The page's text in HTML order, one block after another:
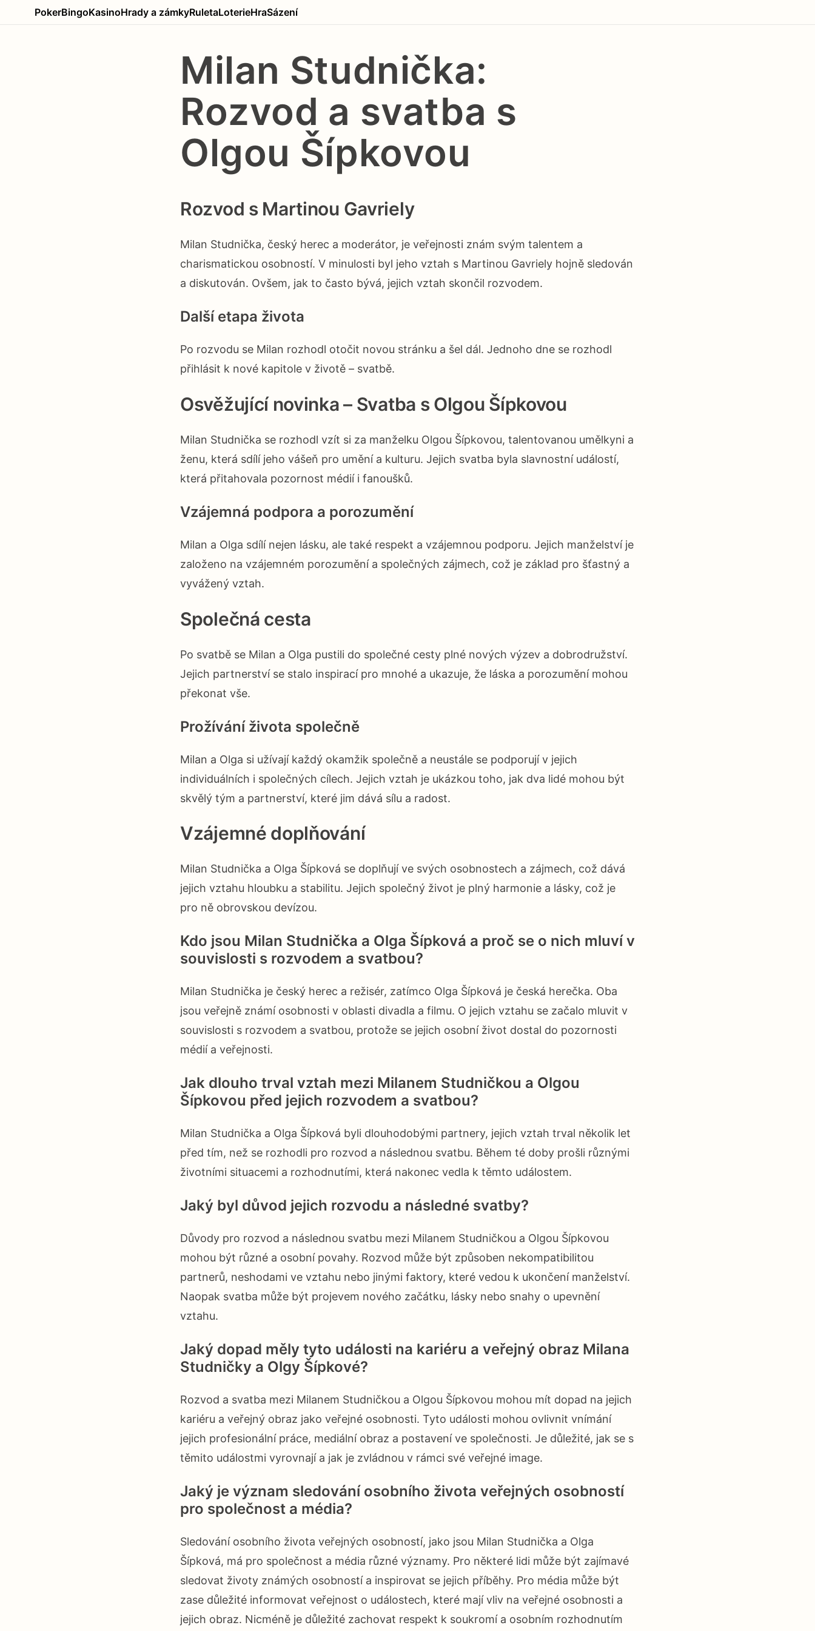
PokerBingoKasinoHrady a zámkyRuletaLoterieHraSázení
Milan Studnička:
Rozvod a svatba s
Olgou Šípkovou
Rozvod s Martinou Gavriely
Milan Studnička, český herec a moderátor, je veřejnosti znám svým talentem a
charismatickou osobností. V minulosti byl jeho vztah s Martinou Gavriely hojně sledován
a diskutován. Ovšem, jak to často bývá, jejich vztah skončil rozvodem.
Další etapa života
Po rozvodu se Milan rozhodl otočit novou stránku a šel dál. Jednoho dne se rozhodl
přihlásit k nové kapitole v životě – svatbě.
Osvěžující novinka – Svatba s Olgou Šípkovou
Milan Studnička se rozhodl vzít si za manželku Olgou Šípkovou, talentovanou umělkyni a
ženu, která sdílí jeho vášeň pro umění a kulturu. Jejich svatba byla slavnostní událostí,
která přitahovala pozornost médií i fanoušků.
Vzájemná podpora a porozumění
Milan a Olga sdílí nejen lásku, ale také respekt a vzájemnou podporu. Jejich manželství je
založeno na vzájemném porozumění a společných zájmech, což je základ pro šťastný a
vyvážený vztah.
Společná cesta
Po svatbě se Milan a Olga pustili do společné cesty plné nových výzev a dobrodružství.
Jejich partnerství se stalo inspirací pro mnohé a ukazuje, že láska a porozumění mohou
překonat vše.
Prožívání života společně
Milan a Olga si užívají každý okamžik společně a neustále se podporují v jejich
individuálních i společných cílech. Jejich vztah je ukázkou toho, jak dva lidé mohou být
skvělý tým a partnerství, které jim dává sílu a radost.
Vzájemné doplňování
Milan Studnička a Olga Šípková se doplňují ve svých osobnostech a zájmech, což dává
jejich vztahu hloubku a stabilitu. Jejich společný život je plný harmonie a lásky, což je
pro ně obrovskou devízou.
Kdo jsou Milan Studnička a Olga Šípková a proč se o nich mluví v
souvislosti s rozvodem a svatbou?
Milan Studnička je český herec a režisér, zatímco Olga Šípková je česká herečka. Oba
jsou veřejně známí osobnosti v oblasti divadla a filmu. O jejich vztahu se začalo mluvit v
souvislosti s rozvodem a svatbou, protože se jejich osobní život dostal do pozornosti
médií a veřejnosti.
Jak dlouho trval vztah mezi Milanem Studničkou a Olgou
Šípkovou před jejich rozvodem a svatbou?
Milan Studnička a Olga Šípková byli dlouhodobými partnery, jejich vztah trval několik let
před tím, než se rozhodli pro rozvod a následnou svatbu. Během té doby prošli různými
životními situacemi a rozhodnutími, která nakonec vedla k těmto událostem.
Jaký byl důvod jejich rozvodu a následné svatby?
Důvody pro rozvod a následnou svatbu mezi Milanem Studničkou a Olgou Šípkovou
mohou být různé a osobní povahy. Rozvod může být způsoben nekompatibilitou
partnerů, neshodami ve vztahu nebo jinými faktory, které vedou k ukončení manželství.
Naopak svatba může být projevem nového začátku, lásky nebo snahy o upevnění
vztahu.
Jaký dopad měly tyto události na kariéru a veřejný obraz Milana
Studničky a Olgy Šípkové?
Rozvod a svatba mezi Milanem Studničkou a Olgou Šípkovou mohou mít dopad na jejich
kariéru a veřejný obraz jako veřejné osobnosti. Tyto události mohou ovlivnit vnímání
jejich profesionální práce, mediální obraz a postavení ve společnosti. Je důležité, jak se s
těmito událostmi vyrovnají a jak je zvládnou v rámci své veřejné image.
Jaký je význam sledování osobního života veřejných osobností
pro společnost a média?
Sledování osobního života veřejných osobností, jako jsou Milan Studnička a Olga
Šípková, má pro společnost a média různé významy. Pro některé lidi může být zajímavé
sledovat životy známých osobností a inspirovat se jejich příběhy. Pro média může být
zase důležité informovat veřejnost o událostech, které mají vliv na veřejné osobnosti a
jejich obraz. Nicméně je důležité zachovat respekt k soukromí a osobním rozhodnutím